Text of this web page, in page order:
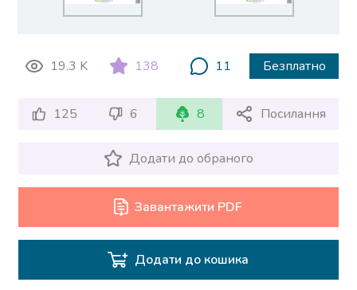
19.3 K 138 11 Безплатно
125 6 8 Посилання
Додати до обраного
Завантажити PDF
Додати до кошика